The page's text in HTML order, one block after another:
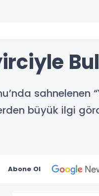
sahnelenen
büyük ilgi
Abone Ol